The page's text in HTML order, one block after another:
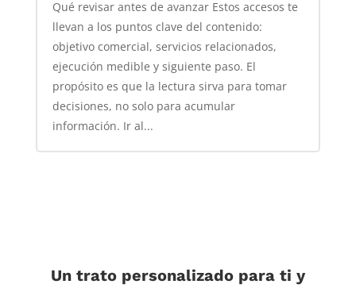
Qué revisar antes de avanzar Estos accesos te
llevan a los puntos clave del contenido:
objetivo comercial, servicios relacionados,
ejecución medible y siguiente paso. El
propósito es que la lectura sirva para tomar
decisiones, no solo para acumular
información. Ir al...
Un trato personalizado para ti y